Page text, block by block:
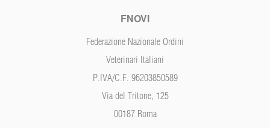
FNOVI
Federazione Nazionale Ordini
Veterinari Italiani
P.IVA/C.F. 96203850589
Via del Tritone, 125
00187 Roma